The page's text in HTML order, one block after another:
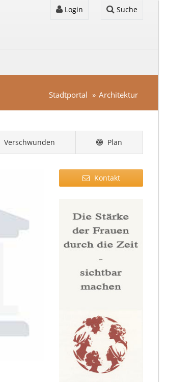
Login Suche
Stadtportal Architektur
Verschwunden Plan
Kontakt